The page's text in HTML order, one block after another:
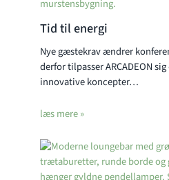
Tid til energi
Nye gæstekrav ændrer
derfor tilpasser ARCADEON
innovative koncepter…
læs mere »